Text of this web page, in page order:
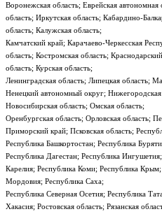
Воронежская область; Еврейская автономная
область; Иркутская область; Кабардино-
область; Калужская область;
Камчатский край; Карачаево-Черкесская
область; Костромская область;
область; Курская область;
Ленинградская область; Липецкая область;
Ненецкий автономный округ; Нижегородская
Новосибирская область; Омская область;
Оренбургская область; Орловская область;
Приморский край; Псковская область;
Республика Башкортостан; Республика
Республика Дагестан; Республика
Карелия; Республика Коми; Республика
Мордовия; Республика Саха;
Республика Северная Осетия; Республика
Хакасия; Ростовская область; Рязанская